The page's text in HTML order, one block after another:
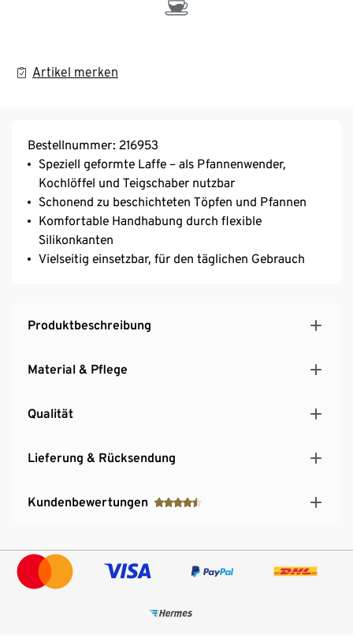
Artikel merken
Bestellnummer: 216953
Speziell geformte Laffe – als Pfannenwender,
Kochlöffel und Teigschaber nutzbar
Schonend zu beschichteten Töpfen und Pfannen
Komfortable Handhabung durch flexible
Silikonkanten
Vielseitig einsetzbar, für den täglichen Gebrauch
Produktbeschreibung
Material & Pflege
Qualität
Lieferung & Rücksendung
Kundenbewertungen